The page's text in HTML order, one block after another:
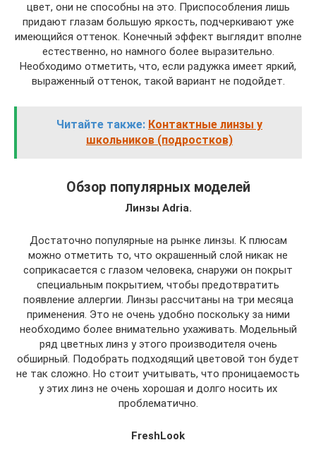
цвет, они не способны на это. Приспособления лишь
придают глазам большую яркость, подчеркивают уже
имеющийся оттенок. Конечный эффект выглядит вполне
естественно, но намного более выразительно.
Необходимо отметить, что, если радужка имеет яркий,
выраженный оттенок, такой вариант не подойдет.
Читайте также: Контактные линзы у
школьников (подростков)
Обзор популярных моделей
Линзы Adria.
Достаточно популярные на рынке линзы. К плюсам
можно отметить то, что окрашенный слой никак не
соприкасается с глазом человека, снаружи он покрыт
специальным покрытием, чтобы предотвратить
появление аллергии. Линзы рассчитаны на три месяца
применения. Это не очень удобно поскольку за ними
необходимо более внимательно ухаживать. Модельный
ряд цветных линз у этого производителя очень
обширный. Подобрать подходящий цветовой тон будет
не так сложно. Но стоит учитывать, что проницаемость
у этих линз не очень хорошая и долго носить их
проблематично.
FreshLook